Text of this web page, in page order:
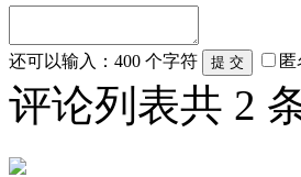
还可以输入： 400 个字符
评论列表共 2